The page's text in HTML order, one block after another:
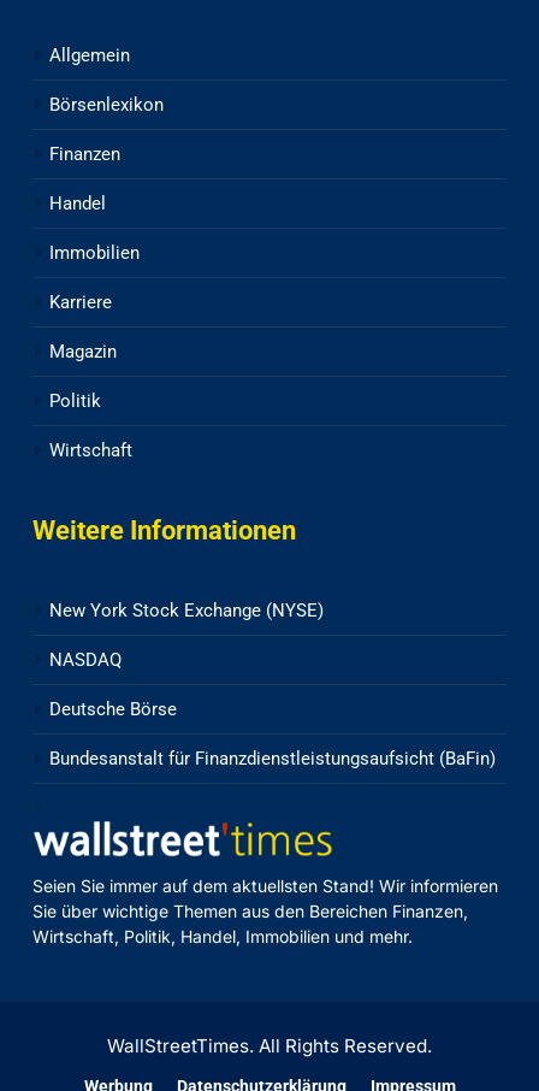
Allgemein
Börsenlexikon
Finanzen
Handel
Immobilien
Karriere
Magazin
Politik
Wirtschaft
Weitere Informationen
New York Stock Exchange (NYSE)
NASDAQ
Deutsche Börse
Bundesanstalt für Finanzdienstleistungsaufsicht (BaFin)
Seien Sie immer auf dem aktuellsten Stand! Wir informieren
Sie über wichtige Themen aus den Bereichen Finanzen,
Wirtschaft, Politik, Handel, Immobilien und mehr.
WallStreetTimes. All Rights Reserved.
Werbung Datenschutzerklärung Impressum